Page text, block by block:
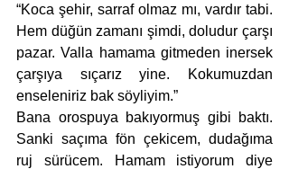
“Koca şehir, sarraf olmaz mı, vardır tabi.
Hem düğün zamanı şimdi, doludur çarşı
pazar. Valla hamama gitmeden inersek
çarşıya sıçarız yine. Kokumuzdan
enseleniriz bak söyliyim.”
Bana orospuya bakıyormuş gibi baktı.
Sanki saçıma fön çekicem, dudağıma
ruj sürücem. Hamam istiyorum diye